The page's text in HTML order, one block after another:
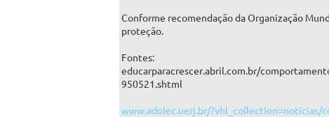
Conforme recomendação da Organização
proteção.
Fontes:
educarparacrescer.abril.com.br/
950521.shtml
www.adolec.uerj.br/?vhl_collection=noticias/